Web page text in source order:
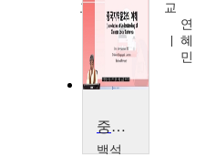
교
연
교
연
혜
민
중국지역문화의 이해
백석